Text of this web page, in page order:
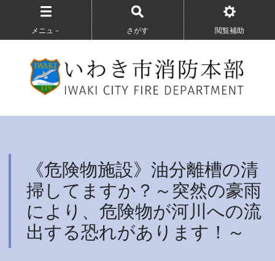
メニュ－ さがす 閲覧補助
《危険物施設》油分離槽の清
掃してますか？～突然の豪雨
により、危険物が河川への流
出する恐れがあります！～